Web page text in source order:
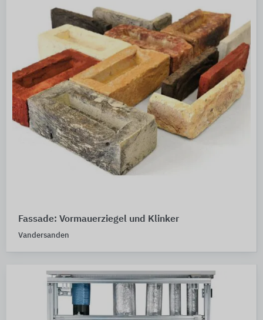
Fassade: Vormauerziegel und Klinker
Vandersanden